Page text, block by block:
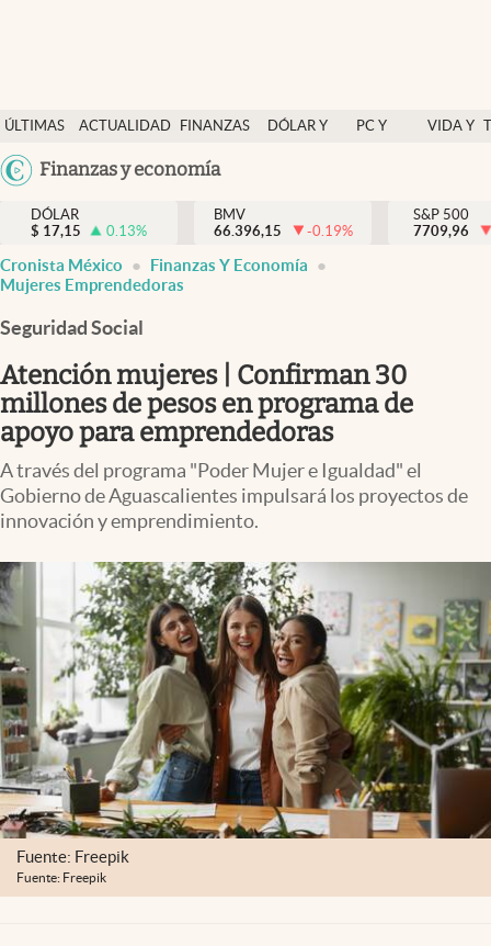
ÚLTIMAS
NOTICIAS
ACTUALIDAD
FINANZAS
DÓLAR Y
PC Y
VIDA Y
México
Finanzas y economía
Actualidad
Finanzas y economía
Dólar y mercados
Opinión
Brand Strategy
Pc y celular
Tv
Clima
Mediakit
abre en nueva pestaña
México
DÓLAR
$ 17,15 0.13%
BMV
66.396,15
-0.19%
S&P 500
7709,96
Cronista México
Finanzas Y Economía
Mujeres Emprendedoras
Seguridad Social
Atención mujeres | Confirman 30
millones de pesos en programa de
apoyo para emprendedoras
A través del programa "Poder Mujer e Igualdad" el
Gobierno de Aguascalientes impulsará los proyectos de
innovación y emprendimiento.
Fuente: Freepik
Fuente: Freepik